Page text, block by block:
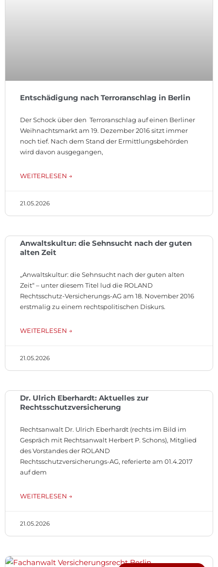
Entschädigung nach Terroranschlag in Berlin
Der Schock über den Terroranschlag auf einen Berliner
Weihnachtsmarkt am 19. Dezember 2016 sitzt immer
noch tief. Nach dem Stand der Ermittlungsbehörden
wird davon ausgegangen,
WEITERLESEN →
21.05.2026
Anwaltskultur: die Sehnsucht nach der guten
alten Zeit
„Anwaltskultur: die Sehnsucht nach der guten alten
Zeit“ – unter diesem Titel lud die ROLAND
Rechtsschutz-Versicherungs-AG am 18. November 2016
erstmalig zu einem rechtspolitischen Diskurs.
WEITERLESEN →
21.05.2026
Dr. Ulrich Eberhardt: Aktuelles zur
Rechtsschutzversicherung
Rechtsanwalt Dr. Ulrich Eberhardt (rechts im Bild im
Gespräch mit Rechtsanwalt Herbert P. Schons), Mitglied
des Vorstandes der ROLAND
Rechtsschutzversicherungs-AG, referierte am 01.4.2017
auf dem
WEITERLESEN →
21.05.2026